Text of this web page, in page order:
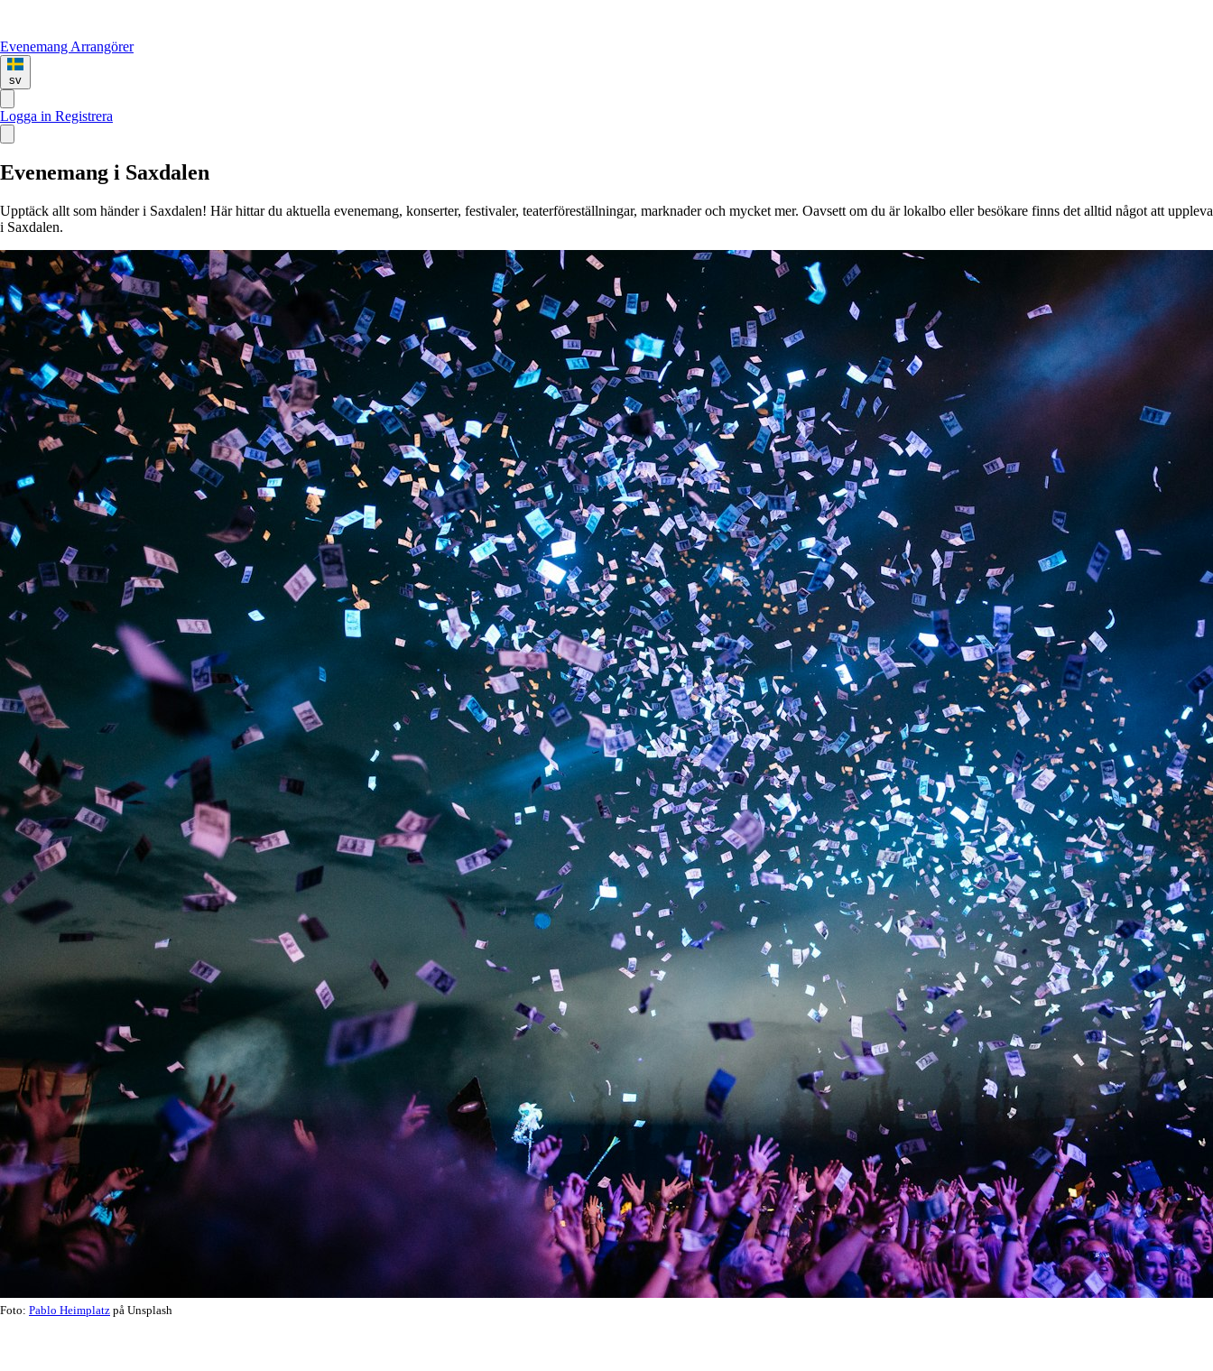
Evenemang Arrangörer
sv
Logga in Registrera
Evenemang i Saxdalen
Upptäck allt som händer i Saxdalen! Här hittar du aktuella evenemang, konserter, festivaler, teaterföreställningar, marknader och mycket mer. Oavsett om du är lokalbo eller besökare finns det alltid något att uppleva
i Saxdalen.
Foto: Pablo Heimplatz på Unsplash